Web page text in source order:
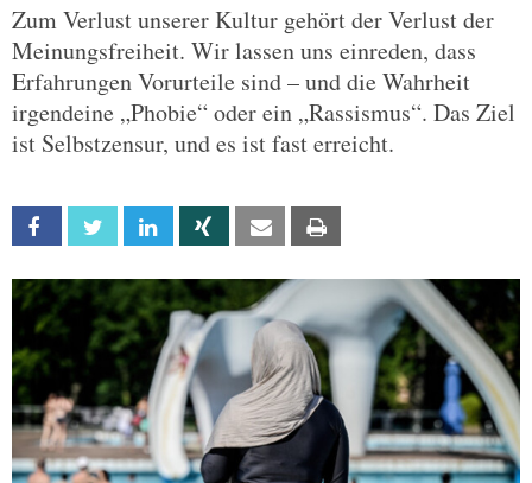
Zum Verlust unserer Kultur gehört der Verlust der
Meinungsfreiheit. Wir lassen uns einreden, dass
Erfahrungen Vorurteile sind – und die Wahrheit
irgendeine „Phobie“ oder ein „Rassismus“. Das Ziel
ist Selbstzensur, und es ist fast erreicht.
Facebook Twitter Linkedin Xing Email